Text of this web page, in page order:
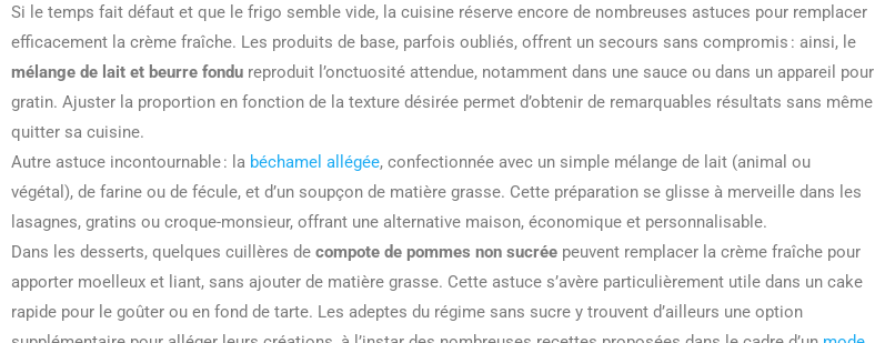
Si le temps fait défaut et que le frigo semble vide, la cuisine réserve encore de nombreuses astuces pour remplacer
efficacement la crème fraîche. Les produits de base, parfois oubliés, offrent un secours sans compromis : ainsi, le
mélange de lait et beurre fondu reproduit l’onctuosité attendue, notamment dans une sauce ou dans un appareil pour
gratin. Ajuster la proportion en fonction de la texture désirée permet d’obtenir de remarquables résultats sans même
quitter sa cuisine.
Autre astuce incontournable : la béchamel allégée, confectionnée avec un simple mélange de lait (animal ou
végétal), de farine ou de fécule, et d’un soupçon de matière grasse. Cette préparation se glisse à merveille dans les
lasagnes, gratins ou croque-monsieur, offrant une alternative maison, économique et personnalisable.
Dans les desserts, quelques cuillères de compote de pommes non sucrée peuvent remplacer la crème fraîche pour
apporter moelleux et liant, sans ajouter de matière grasse. Cette astuce s’avère particulièrement utile dans un cake
rapide pour le goûter ou en fond de tarte. Les adeptes du régime sans sucre y trouvent d’ailleurs une option